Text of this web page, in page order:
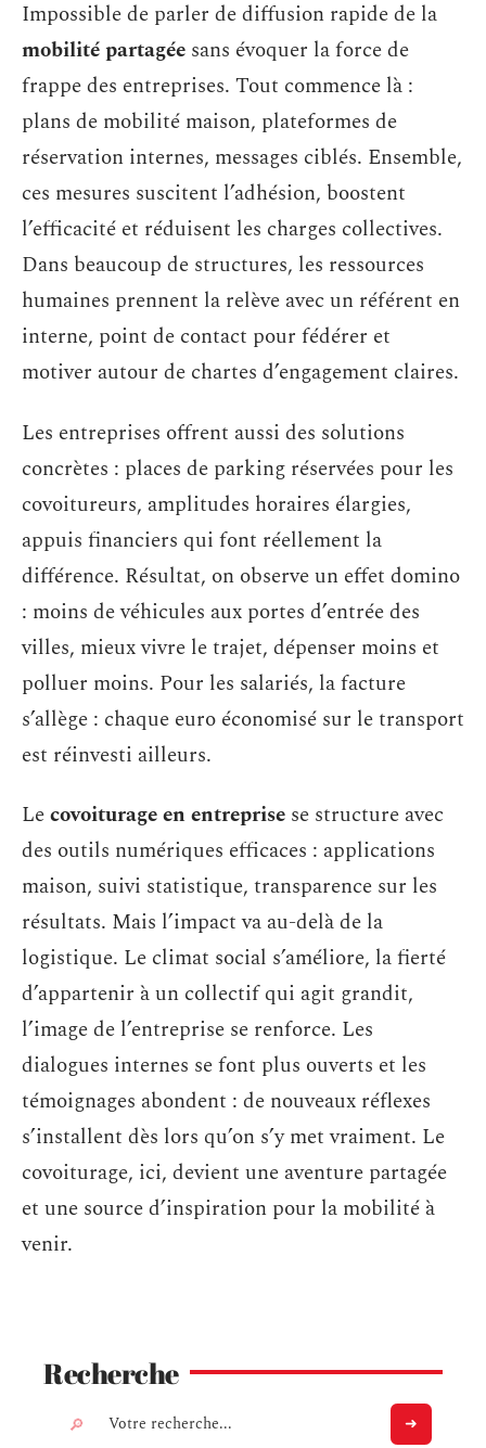
Impossible de parler de diffusion rapide de la
mobilité partagée sans évoquer la force de
frappe des entreprises. Tout commence là :
plans de mobilité maison, plateformes de
réservation internes, messages ciblés. Ensemble,
ces mesures suscitent l’adhésion, boostent
l’efficacité et réduisent les charges collectives.
Dans beaucoup de structures, les ressources
humaines prennent la relève avec un référent en
interne, point de contact pour fédérer et
motiver autour de chartes d’engagement claires.
Les entreprises offrent aussi des solutions
concrètes : places de parking réservées pour les
covoitureurs, amplitudes horaires élargies,
appuis financiers qui font réellement la
différence. Résultat, on observe un effet domino
: moins de véhicules aux portes d’entrée des
villes, mieux vivre le trajet, dépenser moins et
polluer moins. Pour les salariés, la facture
s’allège : chaque euro économisé sur le transport
est réinvesti ailleurs.
Lecovoiturage en entreprise se structure avec
des outils numériques efficaces : applications
maison, suivi statistique, transparence sur les
résultats. Mais l’impact va au-delà de la
logistique. Le climat social s’améliore, la fierté
d’appartenir à un collectif qui agit grandit,
l’image de l’entreprise se renforce. Les
dialogues internes se font plus ouverts et les
témoignages abondent : de nouveaux réflexes
s’installent dès lors qu’on s’y met vraiment. Le
covoiturage, ici, devient une aventure partagée
et une source d’inspiration pour la mobilité à
venir.
Recherche